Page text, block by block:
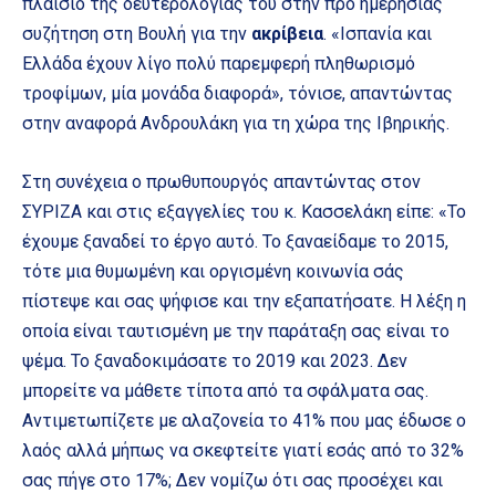
συζήτηση στη Βουλή για την ακρίβεια. «Ισπανία και
Ελλάδα έχουν λίγο πολύ παρεμφερή πληθωρισμό
τροφίμων, μία μονάδα διαφορά», τόνισε, απαντώντας
στην αναφορά Ανδρουλάκη για τη χώρα της Ιβηρικής.
Στη συνέχεια ο πρωθυπουργός απαντώντας στον
ΣΥΡΙΖΑ και στις εξαγγελίες του κ. Κασσελάκη είπε: «Το
έχουμε ξαναδεί το έργο αυτό. Το ξαναείδαμε το 2015,
τότε μια θυμωμένη και οργισμένη κοινωνία σάς
πίστεψε και σας ψήφισε και την εξαπατήσατε. Η λέξη η
οποία είναι ταυτισμένη με την παράταξη σας είναι το
ψέμα. Το ξαναδοκιμάσατε το 2019 και 2023. Δεν
μπορείτε να μάθετε τίποτα από τα σφάλματα σας.
Αντιμετωπίζετε με αλαζονεία το 41% που μας έδωσε ο
λαός αλλά μήπως να σκεφτείτε γιατί εσάς από το 32%
σας πήγε στο 17%; Δεν νομίζω ότι σας προσέχει και